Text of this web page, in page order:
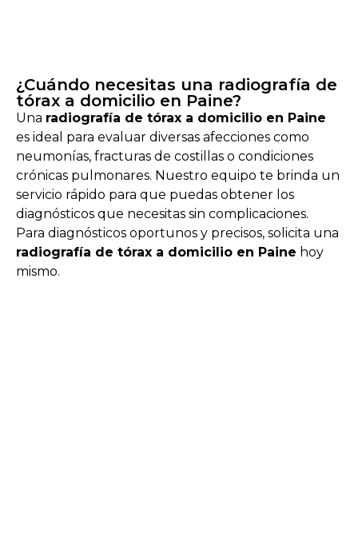
¿Cuándo necesitas una radiografía de
tórax a domicilio en Paine?
Una radiografía de tórax a domicilio en Paine
es ideal para evaluar diversas afecciones como
neumonías, fracturas de costillas o condiciones
crónicas pulmonares. Nuestro equipo te brinda un
servicio rápido para que puedas obtener los
diagnósticos que necesitas sin complicaciones.
Para diagnósticos oportunos y precisos, solicita una
radiografía de tórax a domicilio en Paine hoy
mismo.